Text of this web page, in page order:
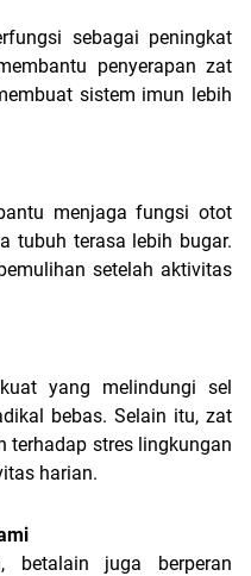
sebagai peningkat
penyerapan zat
sistem imun lebih
menjaga fungsi otot
tubuh terasa lebih bugar.
setelah aktivitas
yang melindungi sel
bebas. Selain itu, zat
terhadap stres lingkungan
harian.
betalain juga berperan